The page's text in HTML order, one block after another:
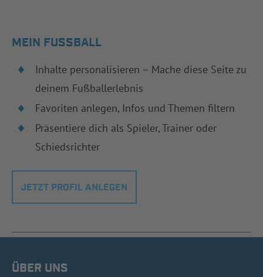
MEIN FUSSBALL
Inhalte personalisieren – Mache diese Seite zu
deinem Fußballerlebnis
Favoriten anlegen, Infos und Themen filtern
Präsentiere dich als Spieler, Trainer oder
Schiedsrichter
JETZT PROFIL ANLEGEN
ÜBER UNS